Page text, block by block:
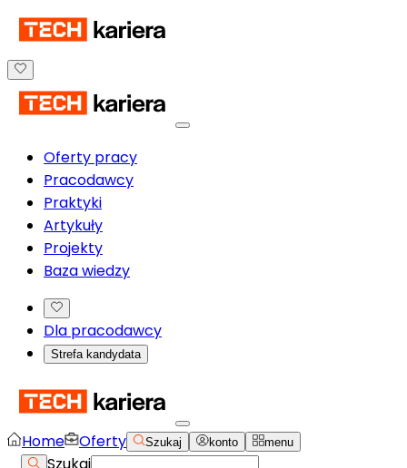
Oferty pracy
Pracodawcy
Praktyki
Artykuły
Projekty
Baza wiedzy
Dla pracodawcy
Strefa kandydata
Home Oferty Szukaj konto menu